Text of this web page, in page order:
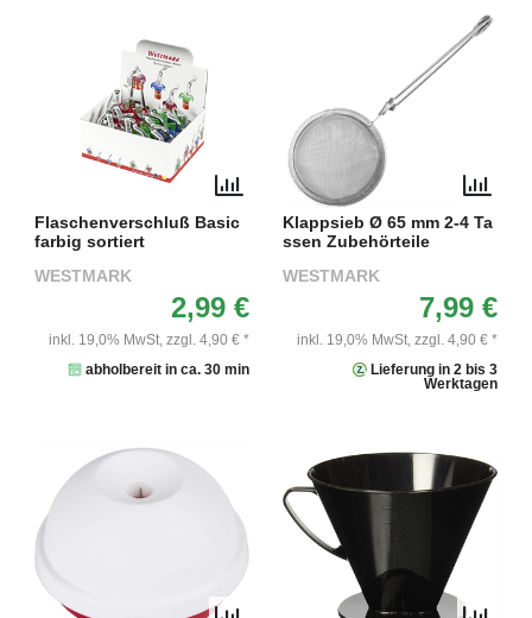
Flaschenverschluß Basic
farbig sortiert
WESTMARK
2,99 €
inkl. 19,0% MwSt, zzgl. 4,90 € *
abholbereit in ca. 30 min
Klappsieb Ø 65 mm 2-4 Ta
ssen Zubehörteile
WESTMARK
7,99 €
inkl. 19,0% MwSt, zzgl. 4,90 € *
Lieferung in 2 bis 3
Werktagen